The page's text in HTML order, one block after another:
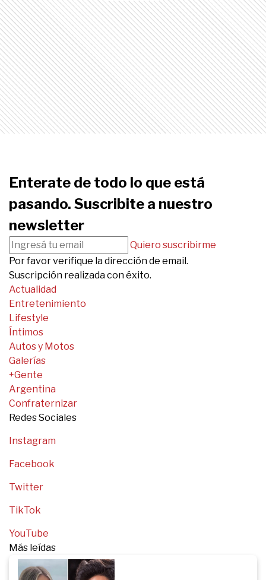
Enterate de todo lo que está
pasando. Suscribite a nuestro
newsletter
Quiero suscribirme
Por favor verifique la dirección de email.
Suscripción realizada con éxito.
Actualidad
Entretenimiento
Lifestyle
Íntimos
Autos y Motos
Galerías
+Gente
Argentina
Confraternizar
Redes Sociales
Instagram
Facebook
Twitter
TikTok
YouTube
Más leídas